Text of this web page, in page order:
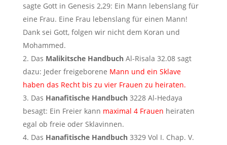
sagte Gott in Genesis 2,29: Ein Mann lebenslang für
eine Frau. Eine Frau lebenslang für einen Mann!
Dank sei Gott, folgen wir nicht dem Koran und
Mohammed.
Das Malikitsche HandbuchAl-Risala 32.08 sagt
dazu: Jeder freigeborene Mann und ein Sklave
haben das Recht bis zu vier Frauen zu heiraten.
Das Hanafitische Handbuch3228 Al-Hedaya
besagt: Ein Freier kann maximal 4 Frauen heiraten
egal ob freie oder Sklavinnen.
Das Hanafitische Handbuch3329 Vol I. Chap. V.